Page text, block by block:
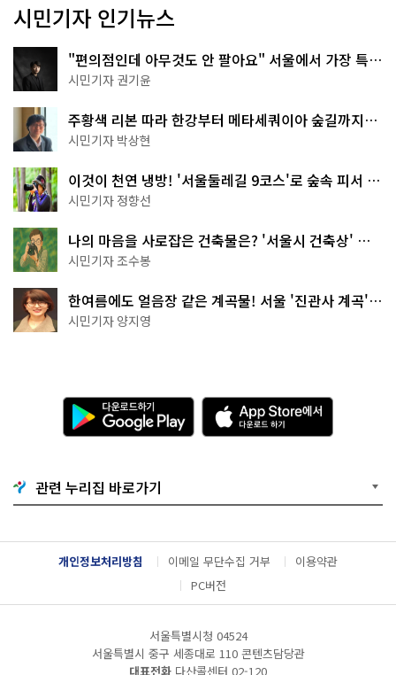
시민기자 인기뉴스
"편의점인데 아무것도 안 팔아요" 서울에서 가장 특별
한 편의점의 정체
시민기자 권기윤
주황색 리본 따라 한강부터 메타세쿼이아 숲길까지…
서울둘레길 15코스
시민기자 박상현
이것이 천연 냉방! '서울둘레길 9코스'로 숲속 피서 떠
나볼까
시민기자 정향선
나의 마음을 사로잡은 건축물은? '서울시 건축상' 수
상작 공개!
시민기자 조수봉
한여름에도 얼음장 같은 계곡물! 서울 '진관사 계곡'이
천국이네~
시민기자 양지영
다
운
로
기
G
o
g
l
e
A
p
p
e
서
다
운
관련 누리집 바로가기
개인정보처리방침 이메일 무단수집 거부
이용약관
PC버전
서울특별시청 04524
서울특별시 중구 세종대로 110 콘텐츠담당관
대표전화 다산콜센터 02-120